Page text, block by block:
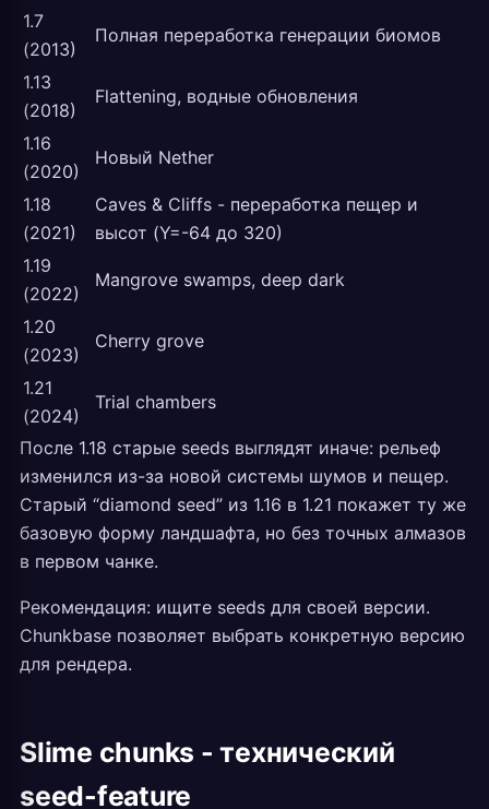
1.7
(2013)
Полная переработка генерации биомов
1.13
(2018)
Flattening, водные обновления
1.16
(2020)
Новый Nether
1.18
(2021)
Caves & Cliffs - переработка пещер и
высот (Y=-64 до 320)
1.19
(2022)
Mangrove swamps, deep dark
1.20
(2023)
Cherry grove
1.21
(2024)
Trial chambers
После 1.18 старые seeds выглядят иначе: рельеф
изменился из-за новой системы шумов и пещер.
Старый “diamond seed” из 1.16 в 1.21 покажет ту же
базовую форму ландшафта, но без точных алмазов
в первом чанке.
Рекомендация: ищите seeds для своей версии.
Chunkbase позволяет выбрать конкретную версию
для рендера.
Slime chunks - технический
seed-feature